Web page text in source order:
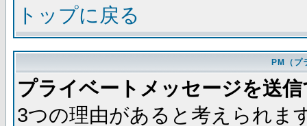
トップに戻る
PM（プ
プライベートメッセージを送
3つの理由があると考えられま